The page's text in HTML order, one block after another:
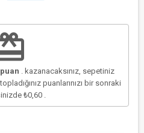
puan . kazanacaksınız, sepetiniz
puanlarınızı bir sonraki
₺0,60